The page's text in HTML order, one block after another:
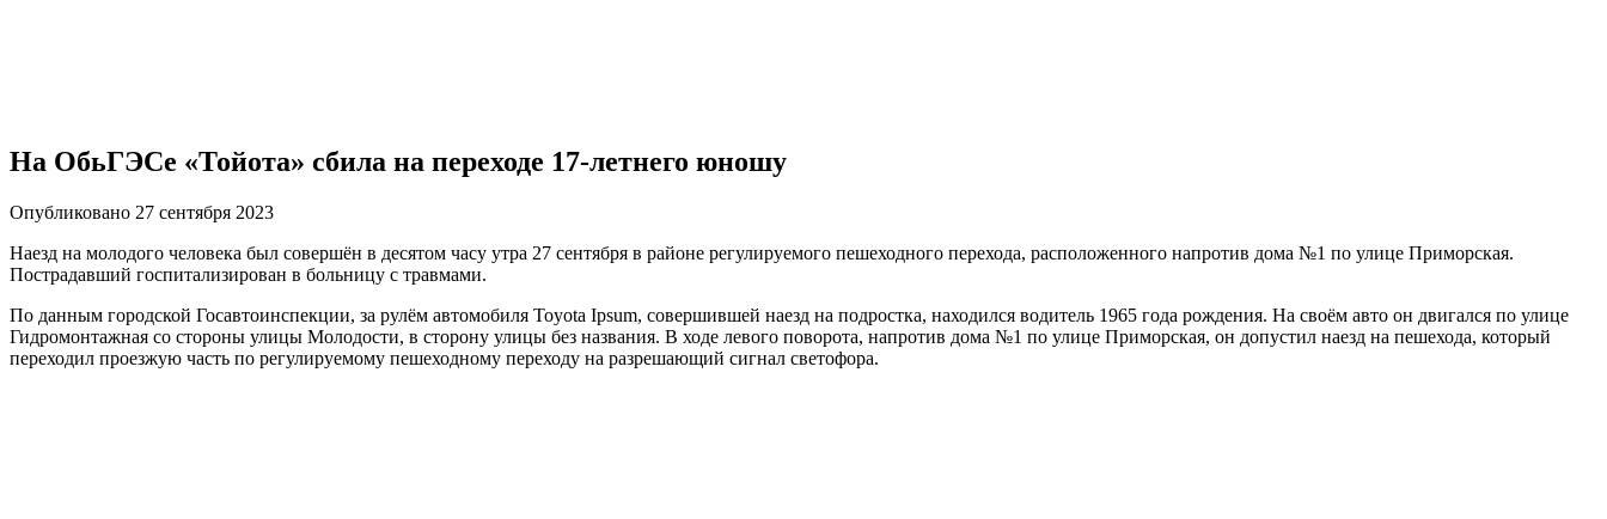
На ОбьГЭСе «Тойота» сбила на переходе 17-летнего юношу
Опубликовано 27 сентября 2023
Наезд на молодого человека был совершён в десятом часу утра 27 сентября в районе регулируемого пешеходного перехода, расположенного напротив дома №1 по улице Приморская.
Пострадавший госпитализирован в больницу с травмами.
По данным городской Госавтоинспекции, за рулём автомобиля Toyota Ipsum, совершившей наезд на подростка, находился водитель 1965 года рождения. На своём авто он двигался по улице
Гидромонтажная со стороны улицы Молодости, в сторону улицы без названия. В ходе левого поворота, напротив дома №1 по улице Приморская, он допустил наезд на пешехода, который
переходил проезжую часть по регулируемому пешеходному переходу на разрешающий сигнал светофора.